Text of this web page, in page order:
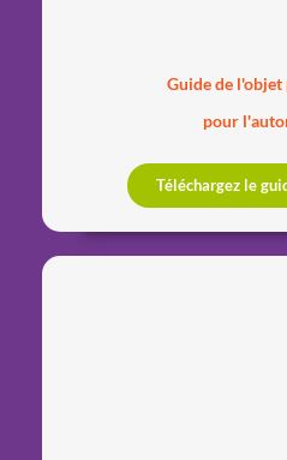
Guide de
pour
Téléchargez le